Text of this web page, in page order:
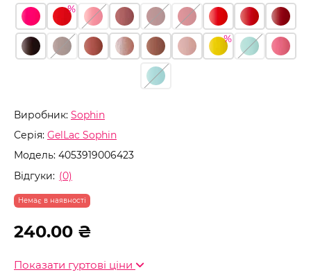
Виробник: Sophin
Серія: GelLac Sophin
Модель: 4053919006423
Відгуки: (0)
Немає в наявності
240.00 ₴
Показати гуртові ціни